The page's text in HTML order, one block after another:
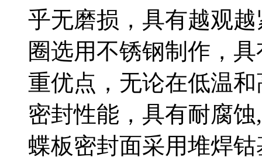
乎无磨损，具有越观
圈选用不锈钢制作，
重优点，无论在低温
密封性能，具有耐腐
蝶板密封面采用堆焊